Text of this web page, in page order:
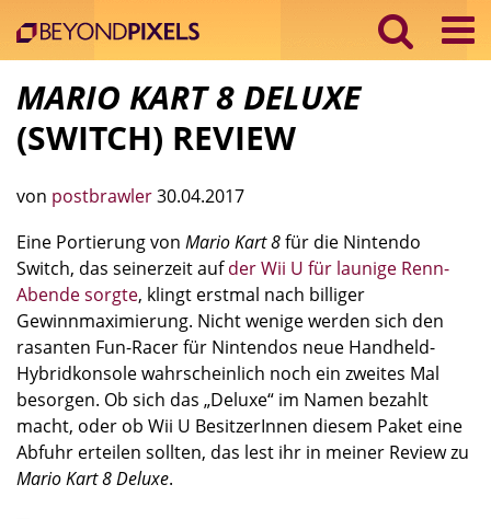
MARIO KART 8 DELUXE
(SWITCH) REVIEW
von postbrawler30.04.2017
Eine Portierung von Mario Kart 8für die Nintendo
Switch, das seinerzeit aufder Wii U für launige Renn-
Abende sorgte, klingt erstmal nach billiger
Gewinnmaximierung. Nicht wenige werden sich den
rasanten Fun-Racer für Nintendos neue Handheld-
Hybridkonsole wahrscheinlich noch ein zweites Mal
besorgen. Ob sich das „Deluxe“ im Namen bezahlt
macht, oder ob Wii U BesitzerInnen diesem Paket eine
Abfuhr erteilen sollten, das lest ihr in meiner Review zu
Mario Kart 8 Deluxe.